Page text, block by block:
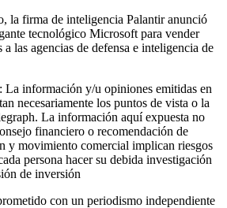
la firma de inteligencia Palantir anunció
tecnológico Microsoft para vender
las agencias de defensa e inteligencia de
La información y/u opiniones emitidas en
necesariamente los puntos de vista o la
La información aquí expuesta no
financiero o recomendación de
y movimiento comercial implican riesgos
persona hacer su debida investigación
de inversión
con un periodismo independiente